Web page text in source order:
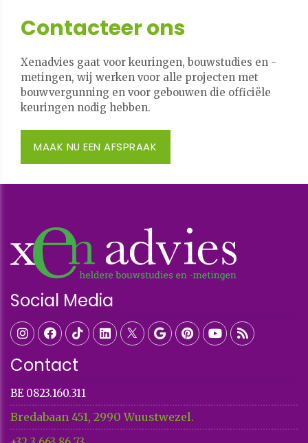
Contacteer ons
Xenadvies gaat voor keuringen, bouwstudies en -
metingen, wij werken voor alle projecten met
bouwvergunning en voor gebouwen die officiële
keuringen nodig hebben.
MAAK NU EEN AFSPRAAK
Social Media
Contact
BE 0823.160.311
Bredabaan 451, 2990 Wuustwezel.